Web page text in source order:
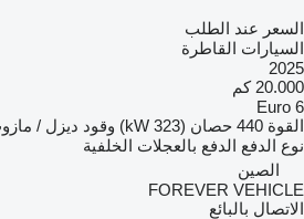
السعر عند الطلب
السيارات القاطرة
2025
20.000 كم
Euro 6
القوة 440 حصان (323 kW) وقود ديزل /
نوع الدفع الدفع بالعجلات الخلفية
الصين
FOREVER VEHICLE
الاتصال بالبائع